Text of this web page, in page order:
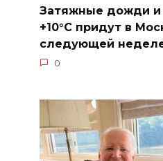
Затяжные дожди и
+10°C придут в
следующей
0